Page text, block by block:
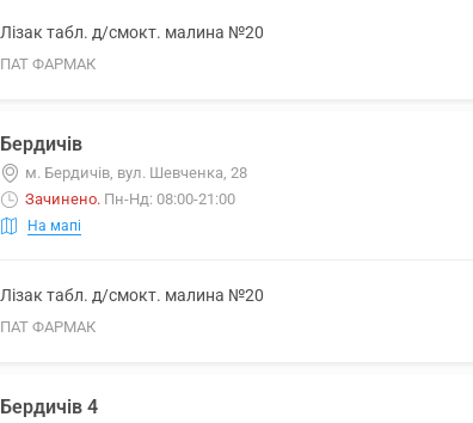
Лізак табл. д/смокт. малина №20
ПАТ ФАРМАК
Бердичів
м. Бердичів, вул. Шевченка, 28
Зачинено. Пн-Нд: 08:00-21:00
На мапі
Лізак табл. д/смокт. малина №20
ПАТ ФАРМАК
Бердичів 4